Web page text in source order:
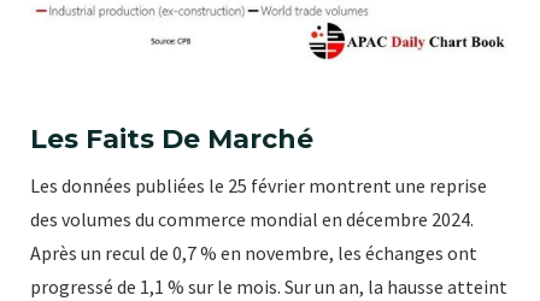
Les Faits De Marché
Les données publiées le 25 février montrent une reprise
des volumes du commerce mondial en décembre 2024.
Après un recul de 0,7 % en novembre, les échanges ont
progressé de 1,1 % sur le mois. Sur un an, la hausse atteint